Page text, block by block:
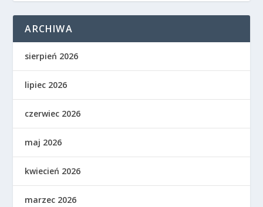
ARCHIWA
sierpień 2026
lipiec 2026
czerwiec 2026
maj 2026
kwiecień 2026
marzec 2026